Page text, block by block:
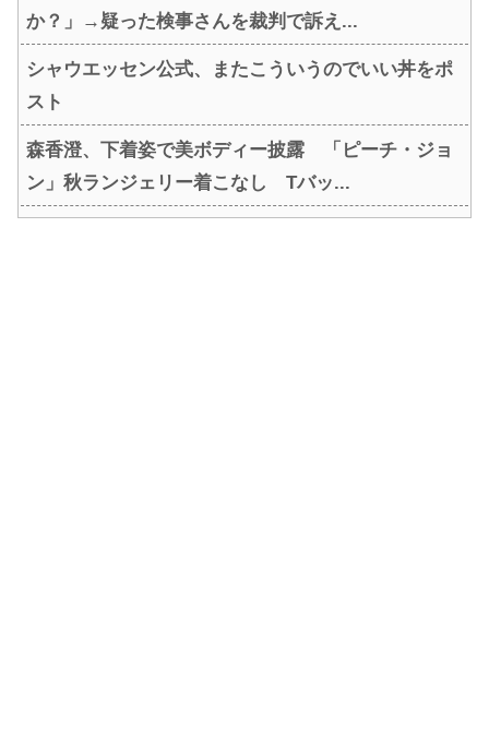
か？」→疑った検事さんを裁判で訴え...
シャウエッセン公式、またこういうのでいい丼をポ
スト
森香澄、下着姿で美ボディー披露 「ピーチ・ジョ
ン」秋ランジェリー着こなし Tバッ...